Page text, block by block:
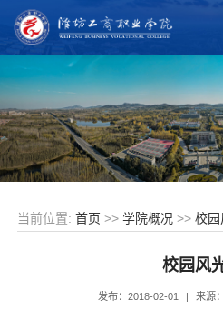
当前位置: 首页 >> 学院概况 >> 校园
校园风
发布：2018-02-01 | 来源：